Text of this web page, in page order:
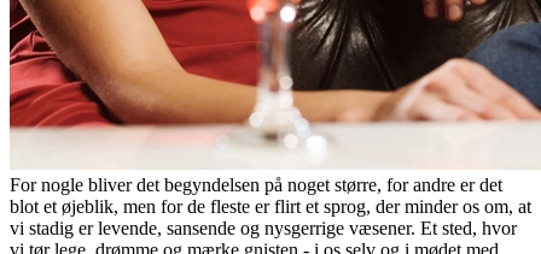
For nogle bliver det begyndelsen på noget større, for andre er det
blot et øjeblik, men for de fleste er flirt et sprog, der minder os om, at
vi stadig er levende, sansende og nysgerrige væsener. Et sted, hvor